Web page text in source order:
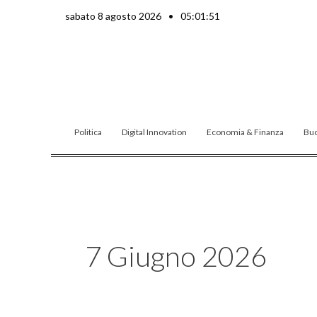
sabato 8 agosto 2026 • 05:01:53
Politica Digital Innovation Economia & Finanza
7 Giugno 2026